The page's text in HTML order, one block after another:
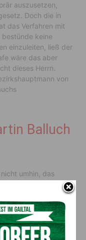
auszusetzen,
Doch die in
das Verfahren mit
bestünde keine
einzuleiten, ließ der
wäre das aber
dieses Herrn.
von
Balluch
umhin, das
als rechtswidrig
hat, will man
im Tierschutz zur
‚physisch